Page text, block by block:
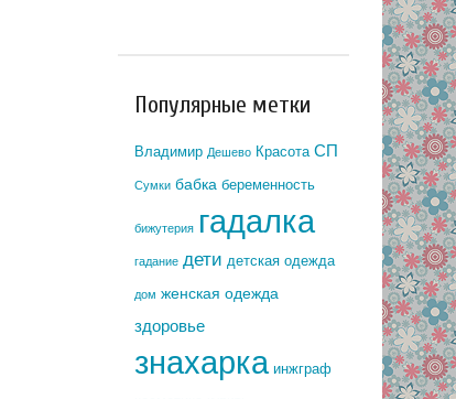
Популярные метки
Владимир Дешево Красота СП
Сумки бабка беременность
бижутерия гадалка
гадание дети детская одежда
дом женская одежда
здоровье
знахарка инжграф